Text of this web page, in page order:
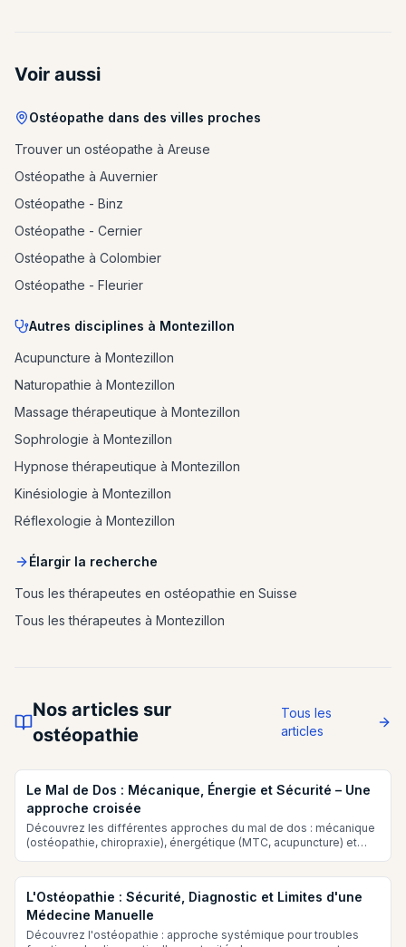
Voir aussi
Ostéopathe dans des villes proches
Trouver un ostéopathe à Areuse
Ostéopathe à Auvernier
Ostéopathe - Binz
Ostéopathe - Cernier
Ostéopathe à Colombier
Ostéopathe - Fleurier
Autres disciplines à Montezillon
Acupuncture à Montezillon
Naturopathie à Montezillon
Massage thérapeutique à Montezillon
Sophrologie à Montezillon
Hypnose thérapeutique à Montezillon
Kinésiologie à Montezillon
Réflexologie à Montezillon
Élargir la recherche
Tous les thérapeutes en ostéopathie en Suisse
Tous les thérapeutes à Montezillon
Nos articles sur
ostéopathie
Tous les
articles
Le Mal de Dos : Mécanique, Énergie et Sécurité – Une
approche croisée
Découvrez les différentes approches du mal de dos : mécanique
(ostéopathie, chiropraxie), énergétique (MTC, acupuncture) et
L'Ostéopathie : Sécurité, Diagnostic et Limites d'une
Médecine Manuelle
Découvrez l'ostéopathie : approche systémique pour troubles